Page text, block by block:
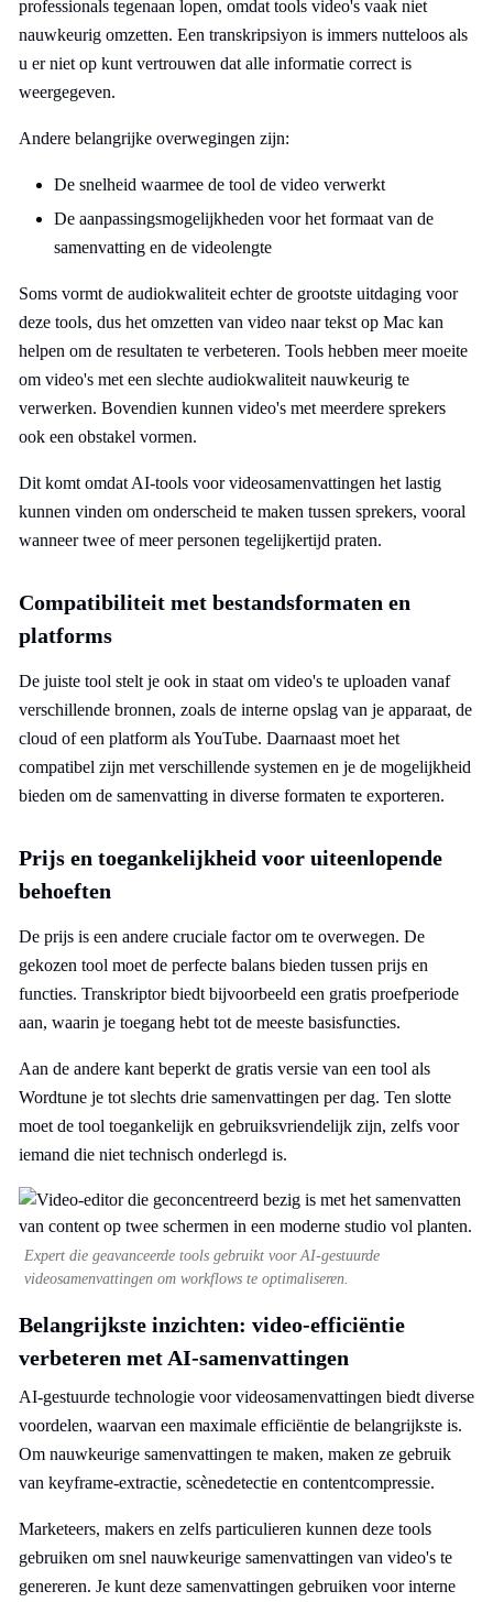
professionals tegenaan lopen, omdat tools video's vaak niet
nauwkeurig omzetten. Een transkripsiyon is immers nutteloos als
u er niet op kunt vertrouwen dat alle informatie correct is
weergegeven.
Andere belangrijke overwegingen zijn:
De snelheid waarmee de tool de video verwerkt
De aanpassingsmogelijkheden voor het formaat van de
samenvatting en de videolengte
Soms vormt de audiokwaliteit echter de grootste uitdaging voor
deze tools, dus het omzetten van video naar tekst op Mac kan
helpen om de resultaten te verbeteren. Tools hebben meer moeite
om video's met een slechte audiokwaliteit nauwkeurig te
verwerken. Bovendien kunnen video's met meerdere sprekers
ook een obstakel vormen.
Dit komt omdat AI-tools voor videosamenvattingen het lastig
kunnen vinden om onderscheid te maken tussen sprekers, vooral
wanneer twee of meer personen tegelijkertijd praten.
Compatibiliteit met bestandsformaten en
platforms
De juiste tool stelt je ook in staat om video's te uploaden vanaf
verschillende bronnen, zoals de interne opslag van je apparaat, de
cloud of een platform als YouTube. Daarnaast moet het
compatibel zijn met verschillende systemen en je de mogelijkheid
bieden om de samenvatting in diverse formaten te exporteren.
Prijs en toegankelijkheid voor uiteenlopende
behoeften
De prijs is een andere cruciale factor om te overwegen. De
gekozen tool moet de perfecte balans bieden tussen prijs en
functies. Transkriptor biedt bijvoorbeeld een gratis proefperiode
aan, waarin je toegang hebt tot de meeste basisfuncties.
Aan de andere kant beperkt de gratis versie van een tool als
Wordtune je tot slechts drie samenvattingen per dag. Ten slotte
moet de tool toegankelijk en gebruiksvriendelijk zijn, zelfs voor
iemand die niet technisch onderlegd is.
Expert die geavanceerde tools gebruikt voor AI-gestuurde
videosamenvattingen om workflows te optimaliseren.
Belangrijkste inzichten: video-efficiëntie
verbeteren met AI-samenvattingen
AI-gestuurde technologie voor videosamenvattingen biedt diverse
voordelen, waarvan een maximale efficiëntie de belangrijkste is.
Om nauwkeurige samenvattingen te maken, maken ze gebruik
van keyframe-extractie, scènedetectie en contentcompressie.
Marketeers, makers en zelfs particulieren kunnen deze tools
gebruiken om snel nauwkeurige samenvattingen van video's te
genereren. Je kunt deze samenvattingen gebruiken voor interne